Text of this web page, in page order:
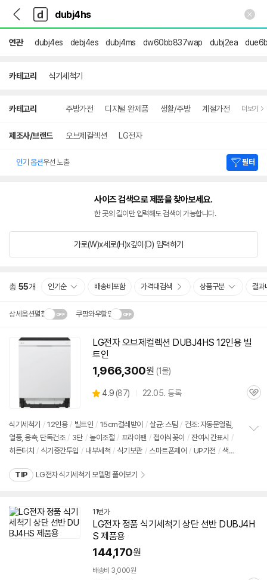
다
나
와
가
기
다
와
인
연관 dubj4es debj4es dubj4ms dw60bb837wap dubj2ea
카테고리 식기세척기
카테고리 주방가전 디지털 완제품 생활/주방 계절가전 더보기
제조사/브랜드 오브제컬렉션 LG전자
인기 옵션우선 노출 필터
사이즈 검색으로 제품을 찾아보세요.
한 곳의 길이만 입력해도 검색이 가능합니다.
가로(W)x세로(H)x깊이(D) 입력하기
총 55개 인기순 배송비포함 가격대검색 상품구분 결과
상세옵션펼침 쿠팡와우할인
설치 환경·지역에 따라
배송·설치비가 달라집니다.닫
LG전자 오브제컬렉션 DUBJ4HS 12인용 빌
트인
1,966,300원 (1몰)
별
4.9 (상
리
87) 22.05. 등록
관
식기세척기 / 12인용 / 빌트인 / 15cm걸레받이 / 살균: 스팀 / 건조: 자동문열림,
열풍, 응축, 단독건조 / 3단 / 높이조절 / 프라이팬 / 접이식꽂이 / 잔여시간표시 /
히든터치 / 식기중간투입 / 내부세척 / 식기보관 / 스마트폰제어 / UP가전 / 색상:
TIP LG전자 식기세척기 모델명 풀어보기
11번가
LG전자 정품 식기세척기 상단 선반 DUBJ4H
S 제품용
144,170원
배송비 3,000원